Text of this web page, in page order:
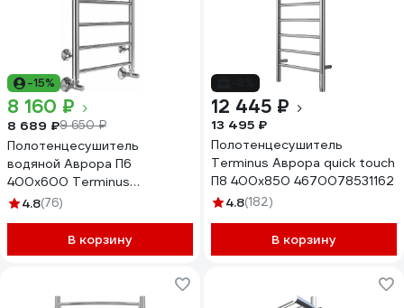
-15%
8 160 ₽
8 689 ₽9 650 ₽
Полотенцесушитель
водяной Аврора П6
400x600 Terminus
4670078529879
4.8(76)
В корзину
12 445 ₽
13 495 ₽
Полотенцесушитель
Terminus Аврора quick touch
П8 400x850 4670078531162
4.8(182)
В корзину